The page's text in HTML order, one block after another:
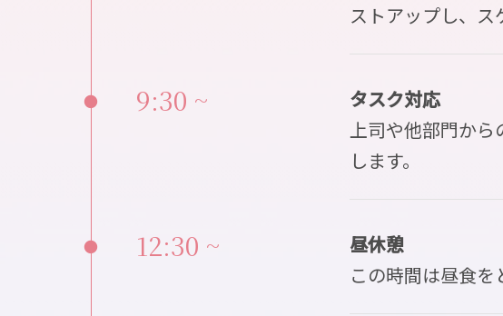
ストアップし、ス
● 9:30 ~
タスク対応
上司や他部門か
します。
● 12:30 ~
昼休憩
この時間は昼食を